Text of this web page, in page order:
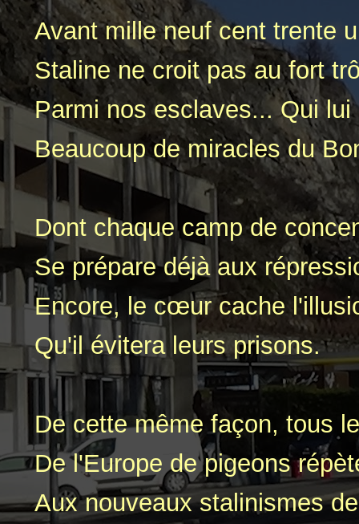
Avant mille neuf cent trente
Staline ne croit pas au fort
Parmi nos esclaves... Qui lui
Beaucoup de miracles du
Dont chaque camp de
Se prépare déjà aux
Encore, le cœur cache
Qu'il évitera leurs prisons.
De cette même façon, tous
De l'Europe de pigeons
Aux nouveaux stalinismes